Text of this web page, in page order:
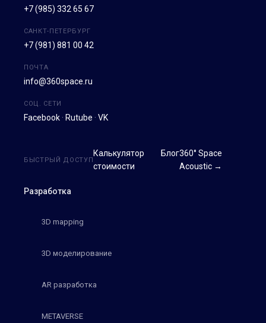
+7 (985) 332 65 67
САНКТ-ПЕТЕРБУРГ
+7 (981) 881 00 42
ПОЧТА
info@360space.ru
СОЦ. СЕТИ
Facebook · Rutube · VK
Разработка
3D mapping
3D моделирование
AR разработка
METAVERSE
БЫСТРЫЙ ДОСТУП
Калькулятор
стоимости
Блог360° Space
Acoustic →